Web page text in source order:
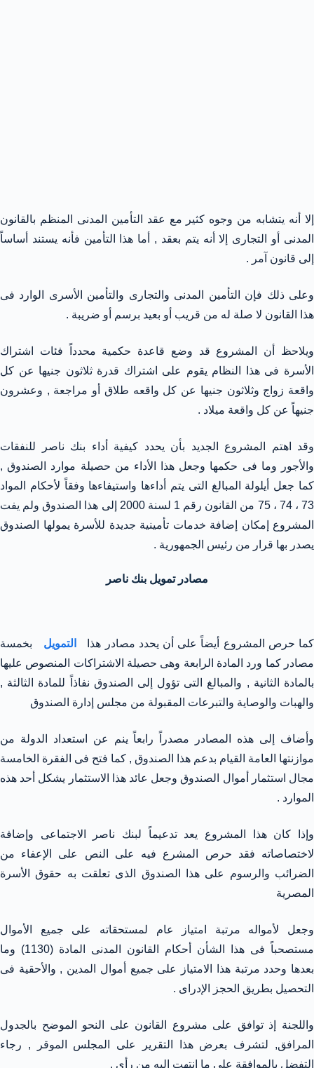
إلا أنه يتشابه من وجوه كثير مع عقد التأمين المدنى المنظم بالقانون
المدنى أو التجارى إلا أنه يتم بعقد , أما هذا التأمين فأنه يستند أساساً
إلى قانون آمر .
وعلى ذلك فإن التأمين المدنى والتجارى والتأمين الأسرى الوارد فى
هذا القانون لا صلة له من قريب أو بعيد برسم أو ضريبة .
ويلاحظ أن المشروع قد وضع قاعدة حكمية محدداً فئات اشتراك
الأسرة فى هذا النظام يقوم على اشتراك قدرة ثلاثون جنيها عن كل
واقعة زواج وثلاثون جنيها عن كل واقعه طلاق أو مراجعة , وعشرون
جنيهاً عن كل واقعة ميلاد .
وقد اهتم المشروع الجديد بأن يحدد كيفية أداء بنك ناصر للنفقات
والأجور وما فى حكمها وجعل هذا الأداء من حصيلة موارد الصندوق ,
كما جعل أيلولة المبالغ التى يتم أداءها واستيفاءها وفقاً لأحكام المواد
73 ، 74 ، 75 من القانون رقم 1 لسنة 2000 إلى هذا الصندوق ولم يفت
المشروع إمكان إضافة خدمات تأمينية جديدة للأسرة يمولها الصندوق
يصدر بها قرار من رئيس الجمهورية .
مصادر تمويل بنك ناصر
كما حرص المشروع أيضاً على أن يحدد مصادر هذا التمويل
بخمسة
مصادر كما ورد المادة الرابعة وهى حصيلة الاشتراكات المنصوص عليها
بالمادة الثانية , والمبالغ التى تؤول إلى الصندوق نفاذاً للمادة الثالثة ,
والهبات والوصاية والتبرعات المقبولة من مجلس إدارة الصندوق
وأضاف إلى هذه المصادر مصدراً رابعاً ينم عن استعداد الدولة من
موازنتها العامة القيام بدعم هذا الصندوق , كما فتح فى الفقرة الخامسة
مجال استثمار أموال الصندوق وجعل عائد هذا الاستثمار يشكل أحد هذه
الموارد .
وإذا كان هذا المشروع يعد تدعيماً لبنك ناصر الاجتماعى وإضافة
لاختصاصاته فقد حرص المشرع فيه على النص على الإعفاء من
الضرائب والرسوم على هذا الصندوق الذى تعلقت به حقوق الأسرة
المصرية
وجعل لأمواله مرتبة امتياز عام لمستحقاته على جميع الأموال
مستصحباً فى هذا الشأن أحكام القانون المدنى المادة (1130) وما
بعدها وحدد مرتبة هذا الامتياز على جميع أموال المدين , والأحقية فى
التحصيل بطريق الحجز الإدراى .
واللجنة إذ توافق على مشروع القانون على النحو الموضح بالجدول
المرافق, لتشرف بعرض هذا التقرير على المجلس الموقر , رجاء
التفضل بالموافقة على ما انتهت إليه من رأى .